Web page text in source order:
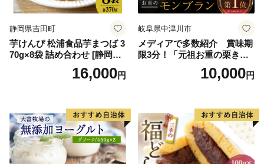
ロイヤルミルクティ 沖縄パ
イン
静岡県吉田町
芋けんぴ 松浦食品芋まつば 3
70g×8袋 詰め合わせ [静岡伊
勢丹(松浦食品) 静岡県 吉田町
22424274] 芋ケンピ セット
16,000円
岐阜県中津川市
メディアで多数紹介 賞味期
限3分！「元祖お重の栗きん
とんモンブラン」 【未来の
ご褒美】スイーツ 栗 モンブ
子 菓子 F4N-2298
10,000円